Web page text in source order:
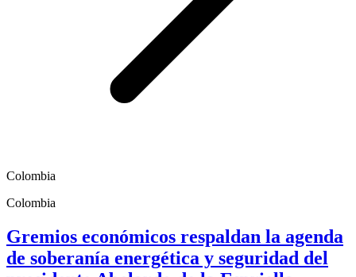
Colombia
Colombia
Gremios económicos respaldan la agenda
de soberanía energética y seguridad del